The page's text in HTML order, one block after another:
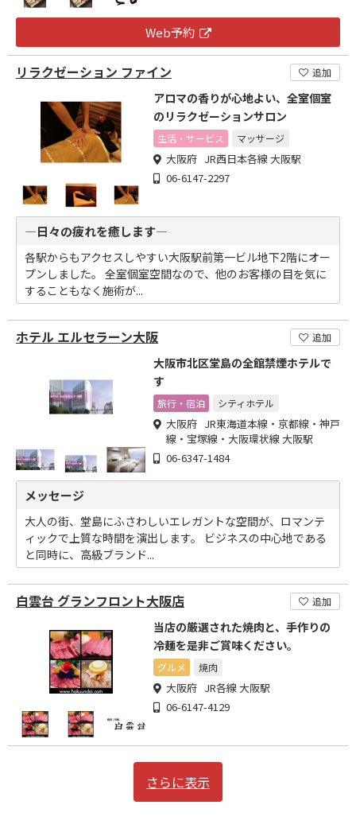
Web予約
リラクゼーション ファイン 追加
アロマの香りが心地よい、全室個室
のリラクゼーションサロン
生活・サービス マッサージ
大阪府 JR西日本各線 大阪駅
06-6147-2297
―日々の疲れを癒します―
各駅からもアクセスしやすい大阪駅前第一ビル地下2階にオー
プンしました。 全室個室空間なので、他のお客様の目を気に
することもなく施術が...
ホテル エルセラーン大阪 追加
大阪市北区堂島の全館禁煙ホテルで
す
旅行・宿泊 シティホテル
大阪府 JR東海道本線・京都線・神戸
線・宝塚線・大阪環状線 大阪駅
06-6347-1484
メッセージ
大人の街、堂島にふさわしいエレガントな空間が、ロマンテ
ィックで上質な時間を演出します。 ビジネスの中心地である
と同時に、高級ブランド...
白雲台 グランフロント大阪店 追加
当店の厳選された焼肉と、手作りの
冷麺を是非ご賞味ください。
グルメ 焼肉
大阪府 JR各線 大阪駅
06-6147-4129
さらに表示